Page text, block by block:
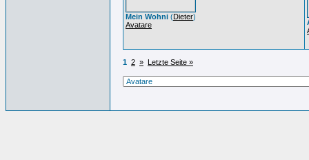
Mein Wohni (Dieter)
Avatare
1 2 » Letzte Seite »